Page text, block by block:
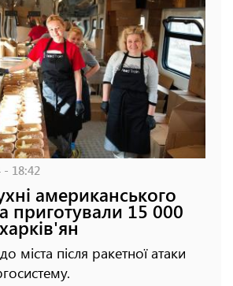
- 18:42
американського
приготували 15 000
міста після ракетної атаки